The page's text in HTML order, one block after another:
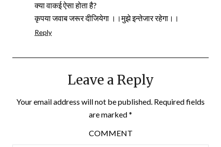
क्या वाकई ऐसा होता है?
कृपया जवाब जरूर दीजियेगा ।।मुझे इन्तेजार रहेगा।।
Reply
Leave a Reply
Your email address will not be published. Required fields
are marked*
COMMENT